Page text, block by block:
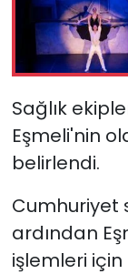
Sağlık
Eşmeli'nin
belirlendi.
Cumhuriyet
ardından
işlemleri için